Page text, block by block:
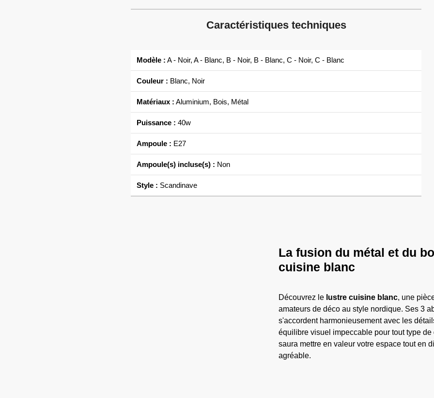
Caractéristiques techniques
Modèle : A - Noir, A - Blanc, B - Noir, B - Blanc, C - Noir, C - Blanc
Couleur : Blanc, Noir
Matériaux : Aluminium, Bois, Métal
Puissance : 40w
Ampoule : E27
Ampoule(s) incluse(s) : Non
Style : Scandinave
La fusion du métal et du
cuisine blanc
Découvrez le lustre cuisine blanc, une
amateurs de déco au style nordique. Ses 3
s'accordent harmonieusement avec les
équilibre visuel impeccable pour tout type
saura mettre en valeur votre espace tout en
agréable.